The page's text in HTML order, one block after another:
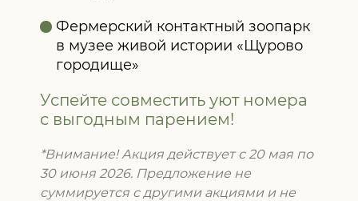
Фермерский контактный зоопарк
в музее живой истории «Щурово
городище»
Успейте совместить уют номера
с выгодным парением!
*Внимание! Акция действует с 20 мая по
30 июня 2026. Предложение не
суммируется с другими акциями и не